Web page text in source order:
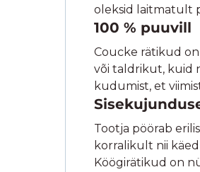
oleksid laitmatult
100 % puuvill
Coucke rätikud
või taldrikut, kuid
kudumist, et
Tootja pöörab
korralikult nii
Köögirätikud on